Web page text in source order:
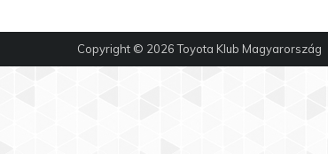
Copyright © 2026Toyota Klub Magyarország